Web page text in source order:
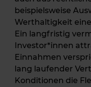
beispielsweise
Werthaltigkeit
Ein langfristig
Investor*innen
Einnahmen
lang laufender
Konditionen die